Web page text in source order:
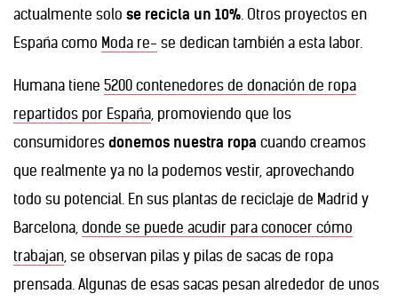
actualmente solo se recicla un 10% . Otros proyectos en
España como Moda re- se dedican también a esta labor.
Humana tiene 5200 contenedores de donación de ropa
repartidos por España , promoviendo que los
consumidores donemos nuestra ropa cuando creamos
que realmente ya no la podemos vestir, aprovechando
todo su potencial. En sus plantas de reciclaje de Madrid y
Barcelona, donde se puede acudir para conocer cómo
trabajan , se observan pilas y pilas de sacas de ropa
prensada. Algunas de esas sacas pesan alrededor de unos